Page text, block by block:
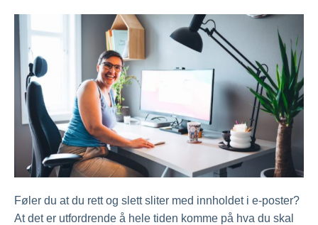
Føler du at du rett og slett sliter med innholdet i e-poster?
At det er utfordrende å hele tiden komme på hva du skal